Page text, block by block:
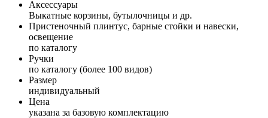
Аксессуары
Выкатные корзины, бутылочницы и др.
Пристеночный плинтус, барные стойки и навески,
освещение
по каталогу
Ручки
по каталогу (более 100 видов)
Размер
индивидуальный
Цена
указана за базовую комплектацию